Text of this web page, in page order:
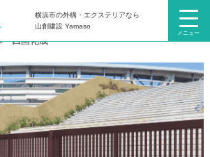
メニュー
横浜市の外構・エクステリアなら
山創建設 Yamaso
んで学べる必読情報：商品編
スタックラ
四国化成